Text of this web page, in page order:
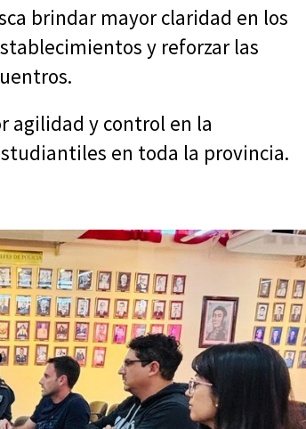
brindar mayor claridad en los
y reforzar las
agilidad y control en la
en toda la provincia.